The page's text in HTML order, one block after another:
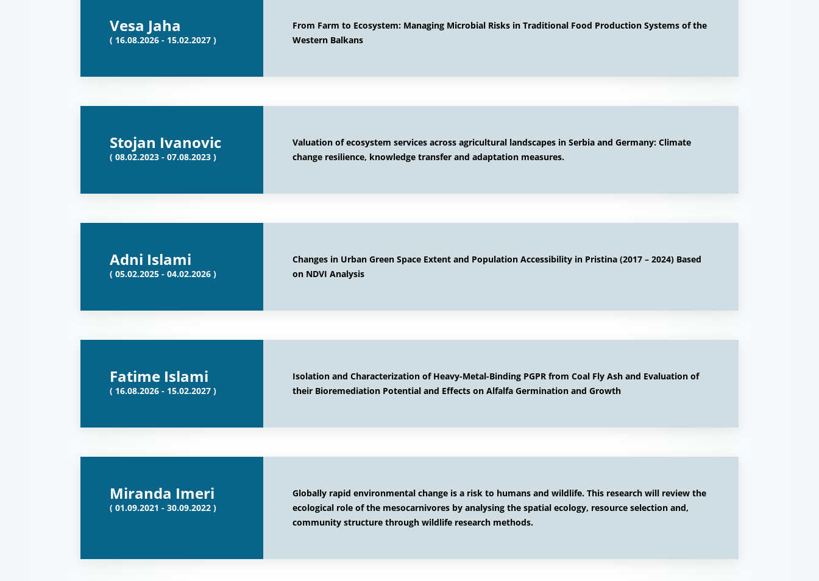
Vesa Jaha
( 16.08.2026 - 15.02.2027 )
From Farm to Ecosystem: Managing Microbial Risks in Traditional Food Production Systems of the
Western Balkans
Stojan Ivanovic
( 08.02.2023 - 07.08.2023 )
Valuation of ecosystem services across agricultural landscapes in Serbia and Germany: Climate
change resilience, knowledge transfer and adaptation measures.
Adni Islami
( 05.02.2025 - 04.02.2026 )
Changes in Urban Green Space Extent and Population Accessibility in Pristina (2017 – 2024) Based
on NDVI Analysis
Fatime Islami
( 16.08.2026 - 15.02.2027 )
Isolation and Characterization of Heavy-Metal-Binding PGPR from Coal Fly Ash and Evaluation of
their Bioremediation Potential and Effects on Alfalfa Germination and Growth
Miranda Imeri
( 01.09.2021 - 30.09.2022 )
Globally rapid environmental change is a risk to humans and wildlife. This research will review the
ecological role of the mesocarnivores by analysing the spatial ecology, resource selection and,
community structure through wildlife research methods.